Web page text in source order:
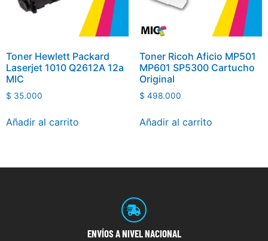
Toner Hewlett Packard
Laserjet 1010 Q2612A 12a
MIC
$ 35.000
Añadir al carrito
Toner Ricoh Aficio MP501
MP601 SP5300 Cartucho
Original
$ 498.000
Añadir al carrito
ENVÍOS A NIVEL NACIONAL